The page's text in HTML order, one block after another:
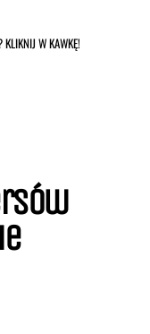
KLIKNIJ W KAWKĘ!